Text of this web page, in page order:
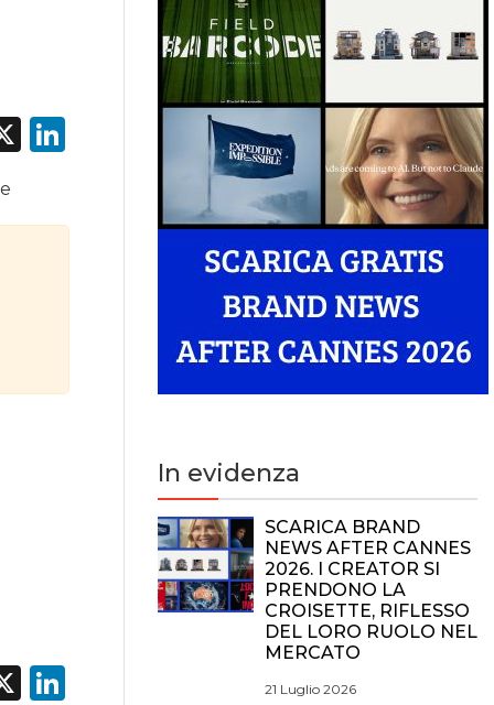
X LinkedIn
X LinkedIn
In evidenza
SCARICA BRAND
NEWS AFTER CANNES
2026. I CREATOR SI
PRENDONO LA
CROISETTE, RIFLESSO
DEL LORO RUOLO NEL
MERCATO
21 Luglio 2026